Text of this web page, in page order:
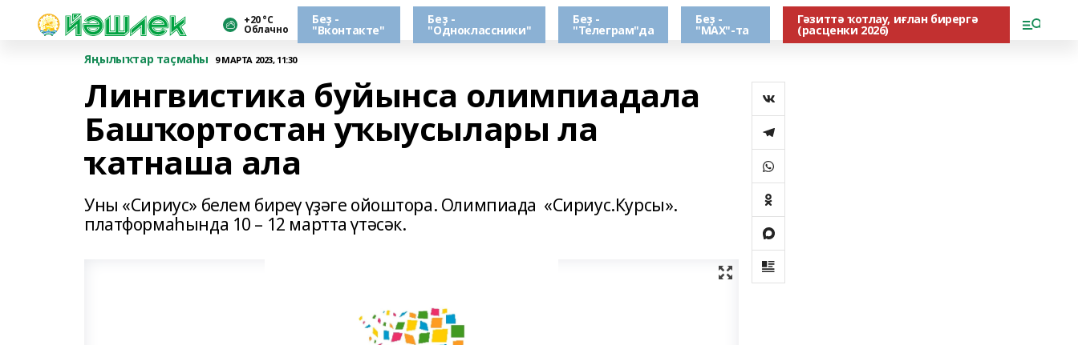
+20 °С
Облачно
Беҙ -
"Вконтакте"
Беҙ -
"Одноклассники"
Беҙ -
"Телеграм"да
Беҙ -
"МАХ"-та
Гәзиттә ҡотлау, иғлан бирергә
(расценки 2026)
Яңылыҡтар таҫмаһы
9 МАРТА 2023, 11:30
Лингвистика буйынса олимпиадала
Башҡортостан уҡыусылары ла
ҡатнаша ала
Уны «Сириус» белем биреү үҙәге ойоштора. Олимпиада «Сириус.Курсы».
платформаһында 10 – 12 мартта үтәсәк.